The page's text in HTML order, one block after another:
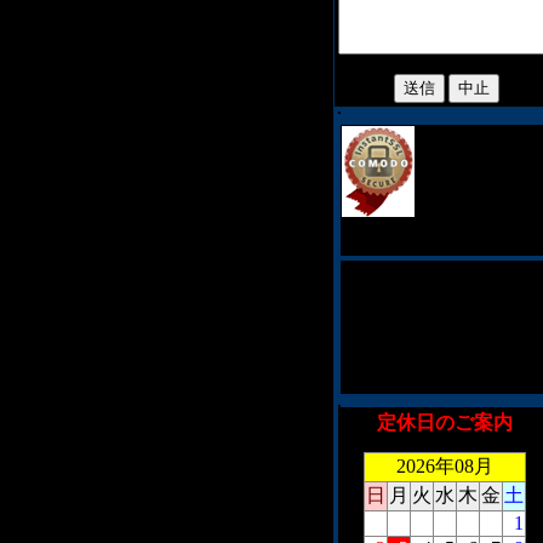
定休日のご案内
2026年08月
日 月 火 水 木 金 土
1